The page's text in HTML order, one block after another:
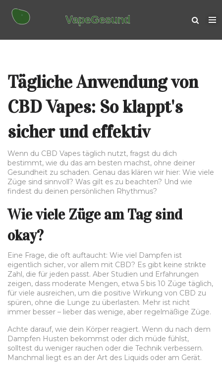
Tägliche Anwendung von
CBD Vapes: So klappt's
sicher und effektiv
Wenn du CBD Vapes täglich nutzt, fragst du dich
bestimmt, wie du das am besten machst, ohne deiner
Gesundheit zu schaden. Genau das klären wir hier: Wie viele
Züge sind sinnvoll? Was gilt es zu beachten? Und wie
findest du deinen persönlichen Rhythmus?
Wie viele Züge am Tag sind
okay?
Eine Frage, die oft auftaucht: Wie viel Dampfen ist
eigentlich sicher, vor allem mit CBD? Es gibt keine strikte
Zahl, die für jeden passt. Aber Studien und Erfahrungen
zeigen, dass moderate Mengen, etwa 5 bis 10 Züge täglich,
für viele ausreichen, um die positive Wirkung von CBD zu
spüren, ohne die Lunge zu überlasten. Mehr ist nicht
immer besser – lieber das wenige, aber regelmäßige Züge.
Achte darauf, wie dein Körper reagiert. Wenn du nach dem
Dampfen Husten bekommst oder dich müde fühlst,
solltest du weniger rauchen oder die Technik verbessern.
Manchmal liegt es an der Art des Liquids oder am Gerät.